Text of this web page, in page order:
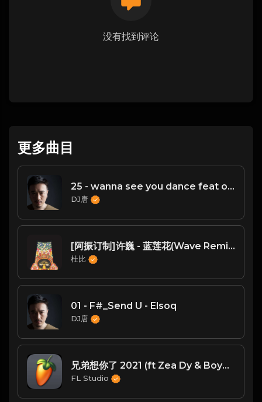
没有找到评论
更多曲目
25 - wanna see you dance feat oh na na （TANG唐 Vina Mix）l
DJ唐
[阿振订制]许巍 - 蓝莲花(Wave Remix)
杜比
01 - F#_Send U - Elsoq
DJ唐
兄弟想你了 2021 (ft Zea Dy & BoyNever Love)
FL Studio